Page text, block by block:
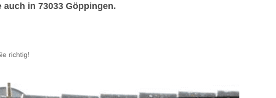
in 73033 Göppingen.
richtig!